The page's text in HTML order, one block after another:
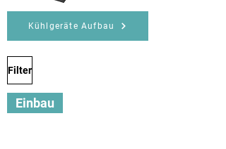
Kühlgeräte Aufbau
Filter
Einbau